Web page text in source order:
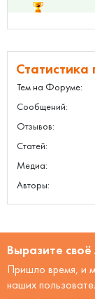
Статистика
Тем на Форуме:
Сообщений:
Отзывов:
Статей:
Медиа:
Авторы:
Выразите
Пришло время, и
наших